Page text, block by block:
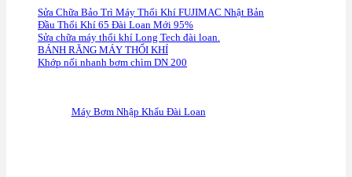
Sửa Chữa Bảo Trì Máy Thổi Khí FUJIMAC Nhật Bản
Đầu Thổi Khí 65 Đài Loan Mới 95%
Sửa chữa máy thổi khí Long Tech đài loan.
BÁNH RĂNG MÁY THỔI KHÍ
Khớp nối nhanh bơm chìm DN 200
Máy Bơm Nhập Khẩu Đài Loan